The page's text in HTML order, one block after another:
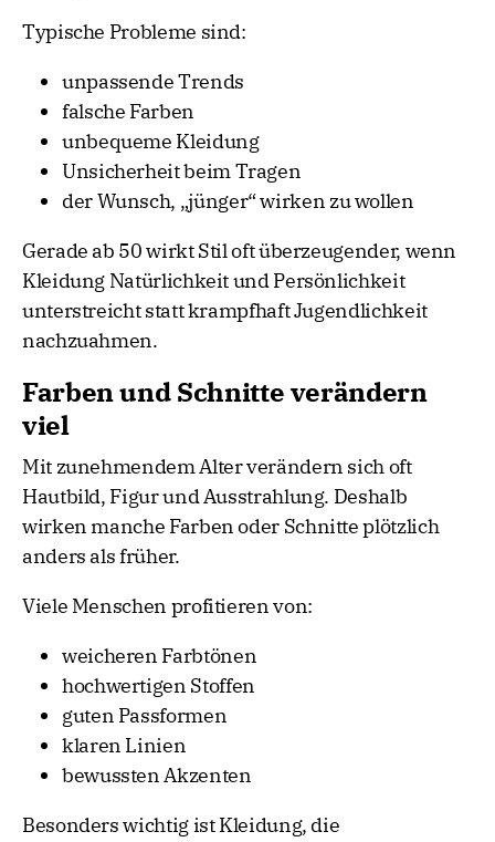
Typische Probleme sind:
unpassende Trends
falsche Farben
unbequeme Kleidung
Unsicherheit beim Tragen
der Wunsch, „jünger“ wirken zu wollen
Gerade ab 50 wirkt Stil oft überzeugender, wenn
Kleidung Natürlichkeit und Persönlichkeit
unterstreicht statt krampfhaft Jugendlichkeit
nachzuahmen.
Farben und Schnitte verändern
viel
Mit zunehmendem Alter verändern sich oft
Hautbild, Figur und Ausstrahlung. Deshalb
wirken manche Farben oder Schnitte plötzlich
anders als früher.
Viele Menschen profitieren von:
weicheren Farbtönen
hochwertigen Stoffen
guten Passformen
klaren Linien
bewussten Akzenten
Besonders wichtig ist Kleidung, die